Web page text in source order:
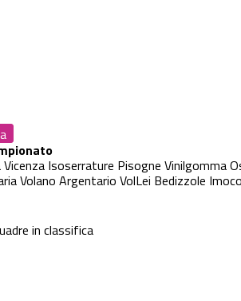
Isoserrature Pisogne Vinilgomma
Volano Argentario VolLei Bedizzole